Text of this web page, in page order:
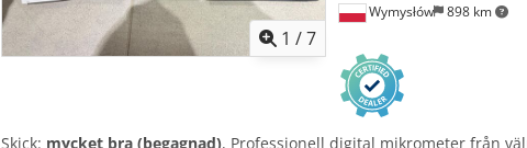
1 /7
Wymysłów 898 km
Skick: mycket bra (begagnad), Professionell digital mikrometer från